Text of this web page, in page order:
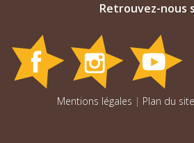
Retrouvez-nous
Mentions légales | Plan du site